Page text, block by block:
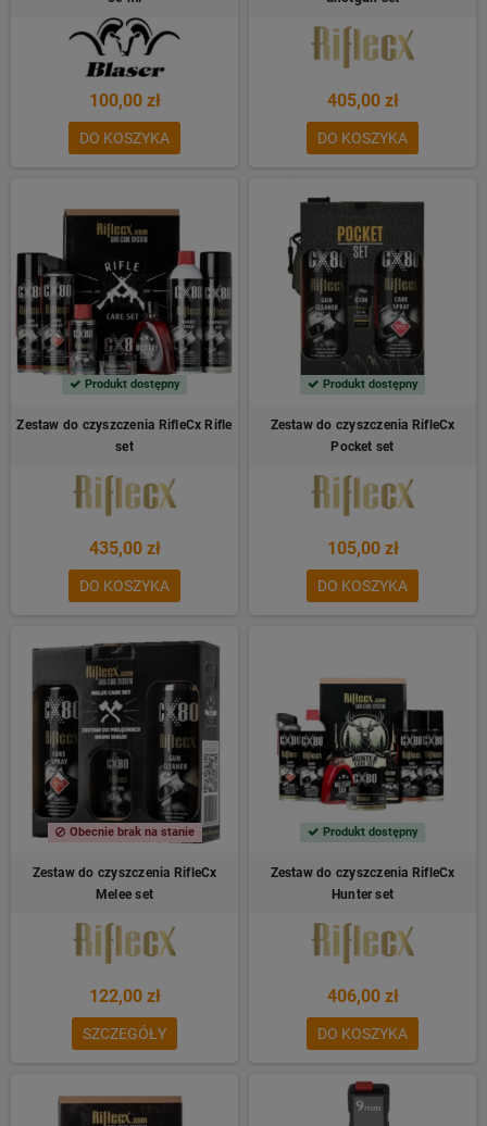
100,00 zł
DO KOSZYKA
405,00 zł
DO KOSZYKA
Produkt dostępny
Zestaw do czyszczenia RifleCx Rifle
set
435,00 zł
DO KOSZYKA
Produkt dostępny
Zestaw do czyszczenia RifleCx
Pocket set
105,00 zł
DO KOSZYKA
Obecnie brak na stanie
Zestaw do czyszczenia RifleCx
Melee set
122,00 zł
SZCZEGÓŁY
Produkt dostępny
Zestaw do czyszczenia RifleCx
Hunter set
406,00 zł
DO KOSZYKA